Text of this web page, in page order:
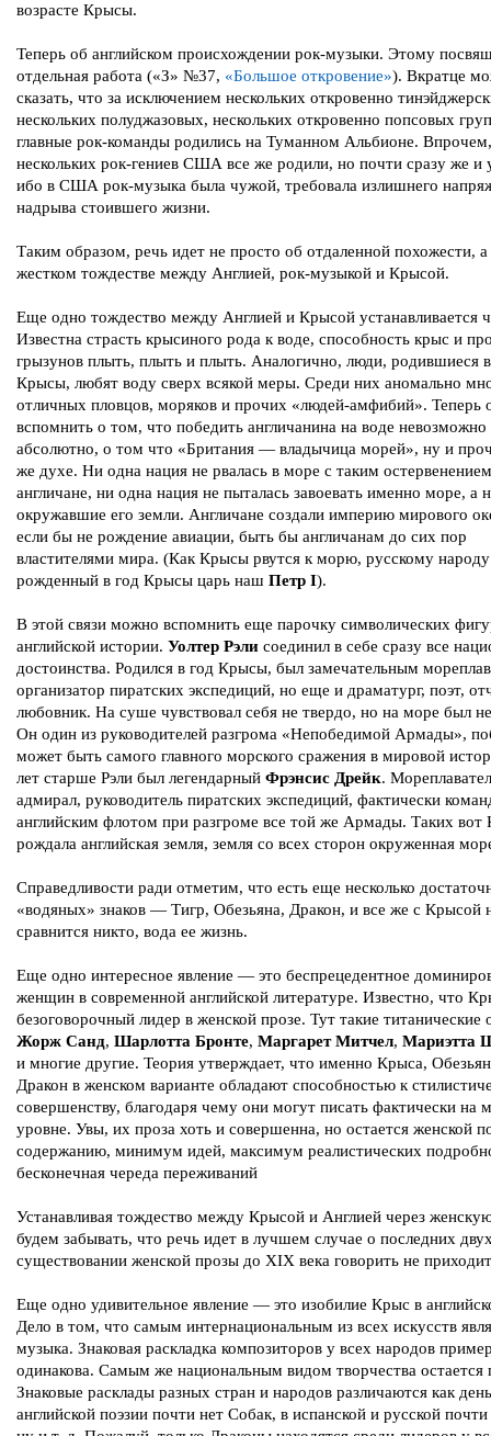
возрасте Крысы.
Теперь об английском происхождении рок-музыки. Этому
отдельная работа («З» №37, «Большое откровение»). Вкратце
сказать, что за исключением нескольких откровенно
нескольких полуджазовых, нескольких откровенно попсовых
главные рок-команды родились на Туманном Альбионе. Впрочем,
нескольких рок-гениев США все же родили, но почти сразу же и
ибо в США рок-музыка была чужой, требовала излишнего
надрыва стоившего жизни.
Таким образом, речь идет не просто об отдаленной похожести, а
жестком тождестве между Англией, рок-музыкой и Крысой.
Еще одно тождество между Англией и Крысой устанавливается
Известна страсть крысиного рода к воде, способность крыс и
грызунов плыть, плыть и плыть. Аналогично, люди, родившиеся
Крысы, любят воду сверх всякой меры. Среди них аномально
отличных пловцов, моряков и прочих «людей-амфибий». Теперь
вспомнить о том, что победить англичанина на воде невозможно
абсолютно, о том что «Британия — владычица морей», ну и
же духе. Ни одна нация не рвалась в море с таким
англичане, ни одна нация не пыталась завоевать именно море, а
окружавшие его земли. Англичане создали империю мирового
если бы не рождение авиации, быть бы англичанам до сих пор
властителями мира. (Как Крысы рвутся к морю, русскому народу
рожденный в год Крысы царь наш Петр I).
В этой связи можно вспомнить еще парочку символических
английской истории. Уолтер Рэли соединил в себе сразу все
достоинства. Родился в год Крысы, был замечательным
организатор пиратских экспедиций, но еще и драматург, поэт,
любовник. На суше чувствовал себя не твердо, но на море был
Он один из руководителей разгрома «Непобедимой Армады»,
может быть самого главного морского сражения в мировой
лет старше Рэли был легендарный Фрэнсис Дрейк.
адмирал, руководитель пиратских экспедиций, фактически
английским флотом при разгроме все той же Армады. Таких вот
рождала английская земля, земля со всех сторон окруженная
Справедливости ради отметим, что есть еще несколько
«водяных» знаков — Тигр, Обезьяна, Дракон, и все же с Крысой
сравнится никто, вода ее жизнь.
Еще одно интересное явление — это беспрецедентное
женщин в современной английской литературе. Известно, что
безоговорочный лидер в женской прозе. Тут такие титанические
Жорж Санд, Шарлотта Бронте, Маргарет Митчел, Мариэтта
и многие другие. Теория утверждает, что именно Крыса,
Дракон в женском варианте обладают способностью к
совершенству, благодаря чему они могут писать фактически на
уровне. Увы, их проза хоть и совершенна, но остается женской
содержанию, минимум идей, максимум реалистических
бесконечная череда переживаний
Устанавливая тождество между Крысой и Англией через
будем забывать, что речь идет в лучшем случае о последних
существовании женской прозы до ХIХ века говорить не
Еще одно удивительное явление — это изобилие Крыс в
Дело в том, что самым интернациональным из всех искусств
музыка. Знаковая раскладка композиторов у всех народов
одинакова. Самым же национальным видом творчества остается
Знаковые расклады разных стран и народов различаются как
английской поэзии почти нет Собак, в испанской и русской